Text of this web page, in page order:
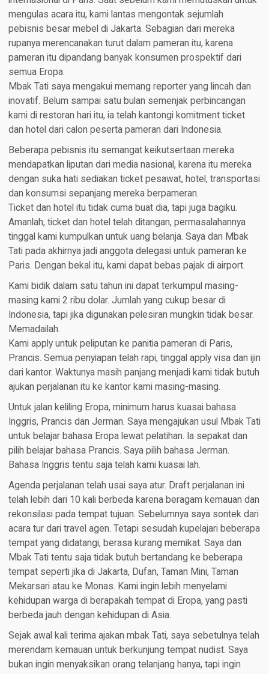
mengulas acara itu, kami lantas mengontak sejumlah
pebisnis besar mebel di Jakarta. Sebagian dari mereka
rupanya merencanakan turut dalam pameran itu, karena
pameran itu dipandang banyak konsumen prospektif dari
semua Eropa.
Mbak Tati saya mengakui memang reporter yang lincah dan
inovatif. Belum sampai satu bulan semenjak perbincangan
kami di restoran hari itu, ia telah kantongi komitment ticket
dan hotel dari calon peserta pameran dari Indonesia.
Beberapa pebisnis itu semangat keikutsertaan mereka
mendapatkan liputan dari media nasional, karena itu mereka
dengan suka hati sediakan ticket pesawat, hotel, transportasi
dan konsumsi sepanjang mereka berpameran.
Ticket dan hotel itu tidak cuma buat dia, tapi juga bagiku.
Amanlah, ticket dan hotel telah ditangan, permasalahannya
tinggal kami kumpulkan untuk uang belanja. Saya dan Mbak
Tati pada akhirnya jadi anggota delegasi untuk pameran ke
Paris. Dengan bekal itu, kami dapat bebas pajak di airport.
Kami bidik dalam satu tahun ini dapat terkumpul masing-
masing kami 2 ribu dolar. Jumlah yang cukup besar di
Indonesia, tapi jika digunakan pelesiran mungkin tidak besar.
Memadailah.
Kami apply untuk peliputan ke panitia pameran di Paris,
Prancis. Semua penyiapan telah rapi, tinggal apply visa dan ijin
dari kantor. Waktunya masih panjang menjadi kami tidak butuh
ajukan perjalanan itu ke kantor kami masing-masing.
Untuk jalan keliling Eropa, minimum harus kuasai bahasa
Inggris, Prancis dan Jerman. Saya mengajukan usul Mbak Tati
untuk belajar bahasa Eropa lewat pelatihan. Ia sepakat dan
pilih belajar bahasa Prancis. Saya pilih bahasa Jerman.
Bahasa Inggris tentu saja telah kami kuasai lah.
Agenda perjalanan telah usai saya atur. Draft perjalanan ini
telah lebih dari 10 kali berbeda karena beragam kemauan dan
rekonsilasi pada tempat tujuan. Sebelumnya saya sontek dari
acara tur dari travel agen. Tetapi sesudah kupelajari beberapa
tempat yang didatangi, berasa kurang memikat. Saya dan
Mbak Tati tentu saja tidak butuh bertandang ke beberapa
tempat seperti jika di Jakarta, Dufan, Taman Mini, Taman
Mekarsari atau ke Monas. Kami ingin lebih menyelami
kehidupan warga di berapakah tempat di Eropa, yang pasti
berbeda jauh dengan kehidupan di Asia.
Sejak awal kali terima ajakan mbak Tati, saya sebetulnya telah
merendam kemauan untuk berkunjung tempat nudist. Saya
bukan ingin menyaksikan orang telanjang hanya, tapi ingin